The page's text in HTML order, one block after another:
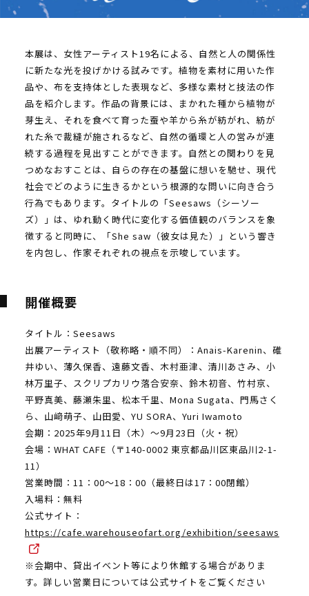
本展は、女性アーティスト19名による、自然と人の関係性
に新たな光を投げかける試みです。植物を素材に用いた作
品や、布を支持体とした表現など、多様な素材と技法の作
品を紹介します。作品の背景には、まかれた種から植物が
芽生え、それを食べて育った蚕や羊から糸が紡がれ、紡が
れた糸で裁縫が施されるなど、自然の循環と人の営みが連
続する過程を見出すことができます。自然との関わりを見
つめなおすことは、自らの存在の基盤に想いを馳せ、現代
社会でどのように生きるかという根源的な問いに向き合う
行為でもあります。タイトルの「Seesaws（シーソー
ズ）」は、ゆれ動く時代に変化する価値観のバランスを象
徴すると同時に、「She saw（彼女は見た）」という響き
を内包し、作家それぞれの視点を示唆しています。
開催概要
タイトル：Seesaws
出展アーティスト（敬称略・順不同）：Anais-Karenin、碓
井ゆい、薄久保香、遠藤文香、木村亜津、清川あさみ、小
林万里子、スクリプカリウ落合安奈、鈴木初音、竹村京、
平野真美、藤瀬朱里、松本千里、Mona Sugata、門馬さく
ら、山﨑萌子、山田愛、YU SORA、Yuri Iwamoto
会期：2025年9月11日（木）～9月23日（火・祝）
会場：WHAT CAFE（〒140-0002 東京都品川区東品川2-1-
11）
営業時間：11：00～18：00（最終日は17：00閉館）
入場料：無料
公式サイト：
https://cafe.warehouseofart.org/exhibition/seesaws
※会期中、貸出イベント等により休館する場合がありま
す。詳しい営業日については公式サイトをご覧ください